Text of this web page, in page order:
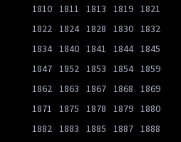
1810 1811 1813 1819 1821
1822 1824 1828 1830 1832
1834 1840 1841 1844 1845
1847 1852 1853 1854 1859
1862 1863 1867 1868
1869
1871
1875 1878 1879 1880
1882 1883 1885 1887 1888